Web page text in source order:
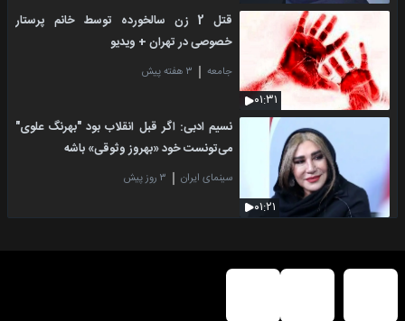
۰۱:۳۱
قتل 2 زن سالخورده توسط خانم پرستار
خصوصی در تهران + ویدیو
جامعه ۳ هفته پیش
۰۱:۲۱
نسیم ادبی: اگر قبل انقلاب بود "بهرنگ علوی"
می‌تونست خود «بهروز وثوقی» باشه
سینمای ایران ۳ روز پیش